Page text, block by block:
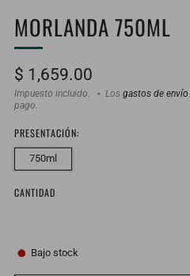
MORLANDA 750ML
Precio
habitual
$ 1,659.00
Impuesto incluido. Los gastos de envío
pago.
PRESENTACIÓN:
750ml
CANTIDAD
Bajo stock